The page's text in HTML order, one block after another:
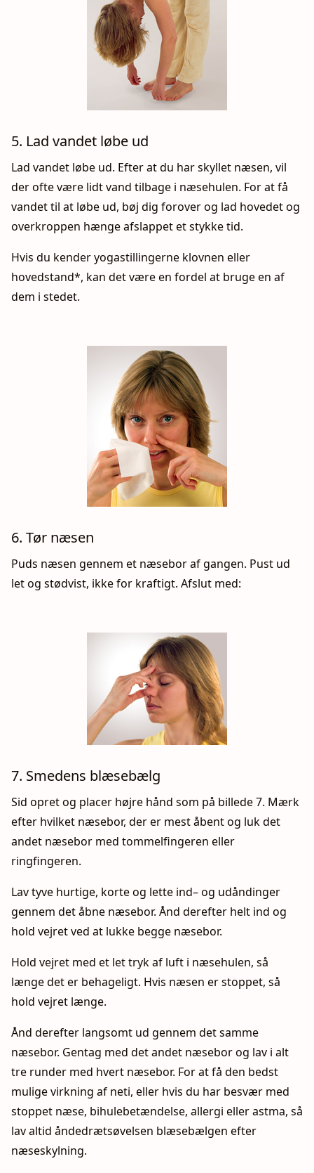
5. Lad vandet løbe ud
Lad vandet løbe ud. Efter at du har skyllet næsen, vil
der ofte være lidt vand tilbage i næsehulen. For at få
vandet til at løbe ud, bøj dig forover og lad hovedet og
overkroppen hænge afslappet et stykke tid.
Hvis du kender yogastillingerne klovnen eller
hovedstand*, kan det være en fordel at bruge en af
dem i stedet.
6. Tør næsen
Puds næsen gennem et næsebor af gangen. Pust ud
let og stødvist, ikke for kraftigt. Afslut med:
7. Smedens blæsebælg
Sid opret og placer højre hånd som på billede 7. Mærk
efter hvilket næsebor, der er mest åbent og luk det
andet næsebor med tommelfingeren eller
ringfingeren.
Lav tyve hurtige, korte og lette ind– og udåndinger
gennem det åbne næsebor. Ånd derefter helt ind og
hold vejret ved at lukke begge næsebor.
Hold vejret med et let tryk af luft i næsehulen, så
længe det er behageligt. Hvis næsen er stoppet, så
hold vejret længe.
Ånd derefter langsomt ud gennem det samme
næsebor. Gentag med det andet næsebor og lav i alt
tre runder med hvert næsebor. For at få den bedst
mulige virkning af neti, eller hvis du har besvær med
stoppet næse, bihulebetændelse, allergi eller astma, så
lav altid åndedrætsøvelsen blæsebælgen efter
næseskylning.